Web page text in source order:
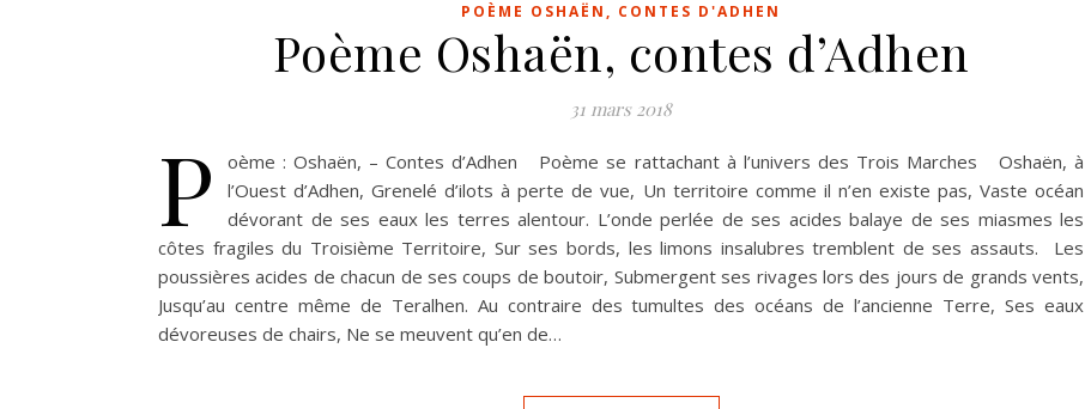
POÈME OSHAËN, CONTES D'ADHEN
Poème Oshaën, contes d’Adhen
31 mars 2018
P
oème : Oshaën, – Contes d’Adhen Poème se rattachant à l’univers des Trois Marches Oshaën, à
l’Ouest d’Adhen, Grenelé d’ilots à perte de vue, Un territoire comme il n’en existe pas, Vaste océan
dévorant de ses eaux les terres alentour. L’onde perlée de ses acides balaye de ses miasmes les
côtes fragiles du Troisième Territoire, Sur ses bords, les limons insalubres tremblent de ses assauts. Les
poussières acides de chacun de ses coups de boutoir, Submergent ses rivages lors des jours de grands vents,
Jusqu’au centre même de Teralhen. Au contraire des tumultes des océans de l’ancienne Terre, Ses eaux
dévoreuses de chairs, Ne se meuvent qu’en de…